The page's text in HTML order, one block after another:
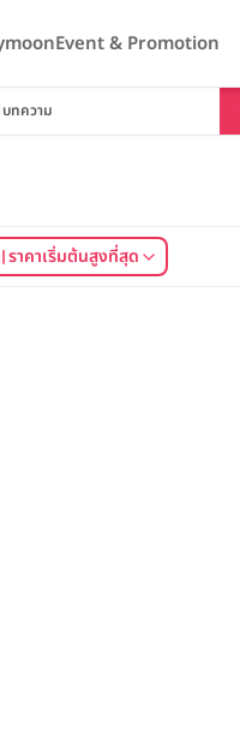
Event & Promotion
บทความ
ราคาเริ่มต้นสูงที่สุด